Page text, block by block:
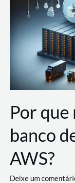
AWS
Por
banco
AWS?
Deixe um